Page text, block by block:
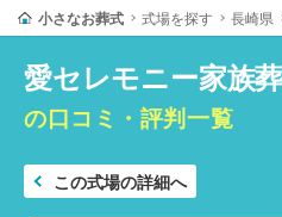
小さなお葬式 式場を探す 長崎県
愛セレモニー家族
の口コミ・評判一覧
この式場の詳細へ